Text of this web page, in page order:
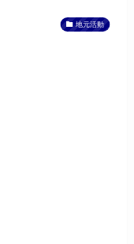
地元活動